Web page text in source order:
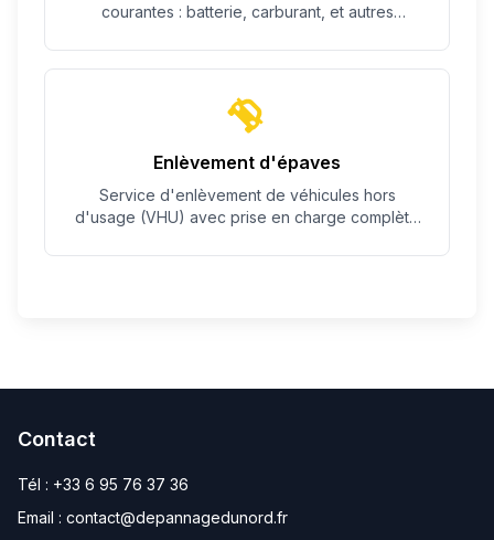
courantes : batterie, carburant, et autres
Enlèvement d'épaves
Service d'enlèvement de véhicules hors
d'usage (VHU) avec prise en charge complète
Contact
Tél : +33 6 95 76 37 36
Email : contact@depannagedunord.fr